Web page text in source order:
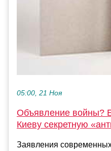
05:00, 21 Ноя
Объявление войны?
Киеву секретную
Заявления